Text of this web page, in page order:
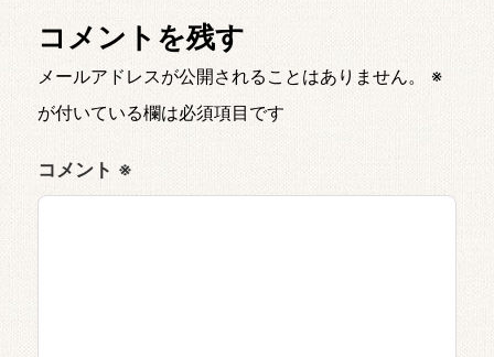
コメントを残す
メールアドレスが公開されることはありません。
※
が付いている欄は必須項目です
コメント ※